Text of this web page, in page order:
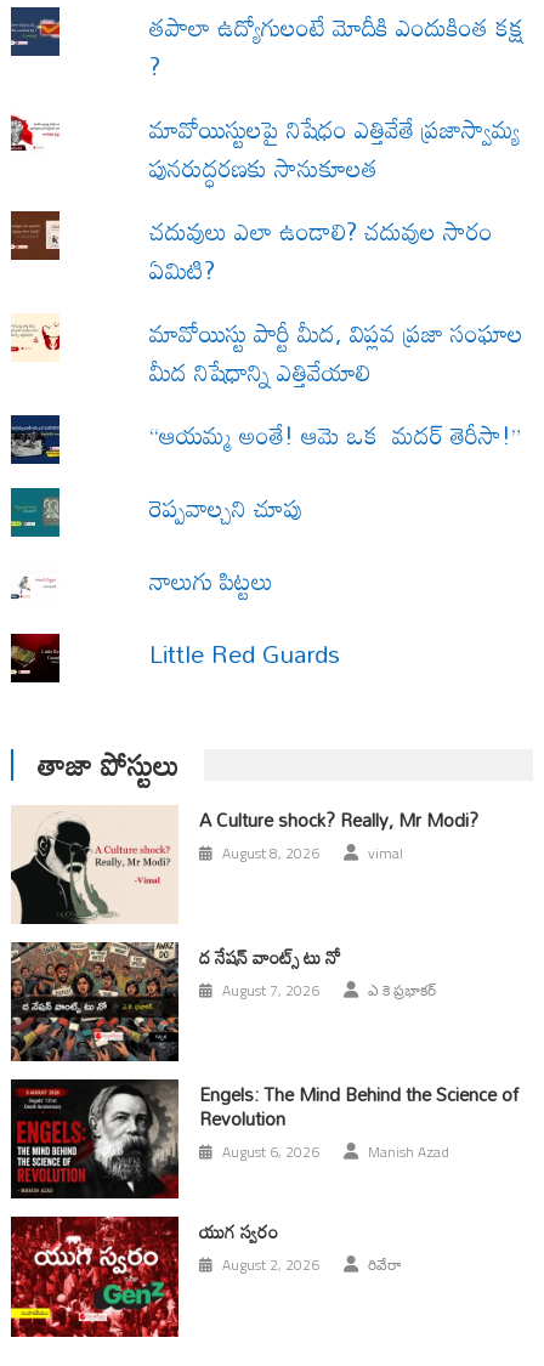
త‌పాలా ఉద్యోగులంటే మోదీకి ఎందుకింత కక్ష
?
మావోయిస్టులపై నిషేధం ఎత్తివేతే ప్రజాస్వామ్య
పునరుద్ధరణకు సానుకూలత
చదువులు ఎలా ఉండాలి? చదువుల సారం
ఏమిటి?
మావోయిస్టు పార్టీ మీద, విప్లవ ప్రజా సంఘాల
మీద నిషేధాన్ని ఎత్తివేయాలి
“ఆయమ్మ అంతే! ఆమె ఒక మదర్ తెరీసా!”
రెప్పవాల్చని చూపు
నాలుగు పిట్టలు
Little Red Guards
తాజా పోస్టులు
A Culture shock? Really, Mr Modi?
August 8, 2026 vimal
ద నేషన్ వాంట్స్ టు నో
August 7, 2026 ఎ కె ప్రభాకర్
Engels: The Mind Behind the Science of
Revolution
August 6, 2026 Manish Azad
యుగ స్వ‌రం
August 2, 2026 రివేరా